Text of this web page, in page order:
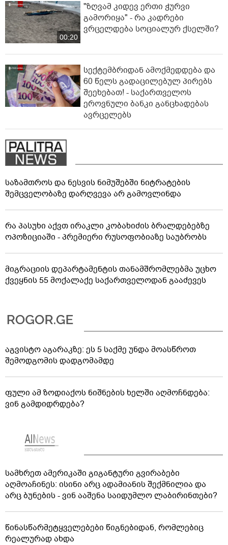
00:20
"ზღვამ კიდევ ერთი ჭურვი
გამორიყა" - რა კადრები
ვრცელდება სოციალურ ქსელში?
სექტემბრიდან ამოქმედდება და
60 წელს გადაცილებულ პირებს
შეეხებათ! - საქართველოს
ეროვნული ბანკი განცხადებას
ავრცელებს
საზამთროს და ნესვის ნიმუშებში ნიტრატების
შემცველობაზე დარღვევა არ გამოვლინდა
რა პასუხი აქვთ ირაკლი კობახიძის ბრალდებებზე
ოპოზიციაში - პრემიერი რუსოფობიაზე საუბრობს
მიგრაციის დეპარტამენტის თანამშრომლებმა უცხო
ქვეყნის 55 მოქალაქე საქართველოდან გააძევეს
აგვისტო აგარაკზე: ეს 5 საქმე უნდა მოასწროთ
შემოდგომის დადგომამდე
ფული ამ ზოდიაქოს ნიშნების ხელში აღმოჩნდება:
ვინ გამდიდრდება?
სამხრეთ ამერიკაში გიგანტური გვირაბები
აღმოაჩინეს: ისინი არც ადამიანის შექმნილია და
არც ბუნების - ვინ ააშენა საიდუმლო ლაბირინთები?
წინასწარმეტყველებები წიგნებიდან, რომლებიც
რეალურად ახდა